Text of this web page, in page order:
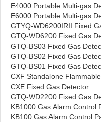
E4000 Portable Multi-gas
E6000 Portable Multi-gas
GTYQ-WD6200IRII Fixed
GTQ-WD6200 Fixed Gas
GTQ-BS03 Fixed Gas
GTQ-BS02 Fixed Gas
GTQ-BS01 Fixed Gas
CXF Standalone
CXE Fixed Gas Detector
GTQ-WD2200 Fixed Gas
KB1000 Gas Alarm Control
KB100 Gas Alarm Control